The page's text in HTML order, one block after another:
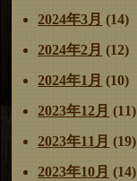
2024年3月 (14)
2024年2月 (12)
2024年1月 (10)
2023年12月 (11)
2023年11月 (19)
2023年10月 (14)